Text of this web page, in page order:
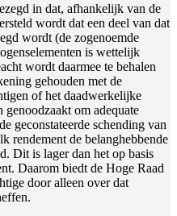
in dat, afhankelijk van de
wordt dat een deel van dat
wordt (de zogenoemde
is wettelijk
wordt daarmee te behalen
gehouden met de
of het daadwerkelijke
om adequate
geconstateerde schending van
rendement de belanghebbende
Dit is lager dan het op basis
Daarom biedt de Hoge Raad
door alleen over dat